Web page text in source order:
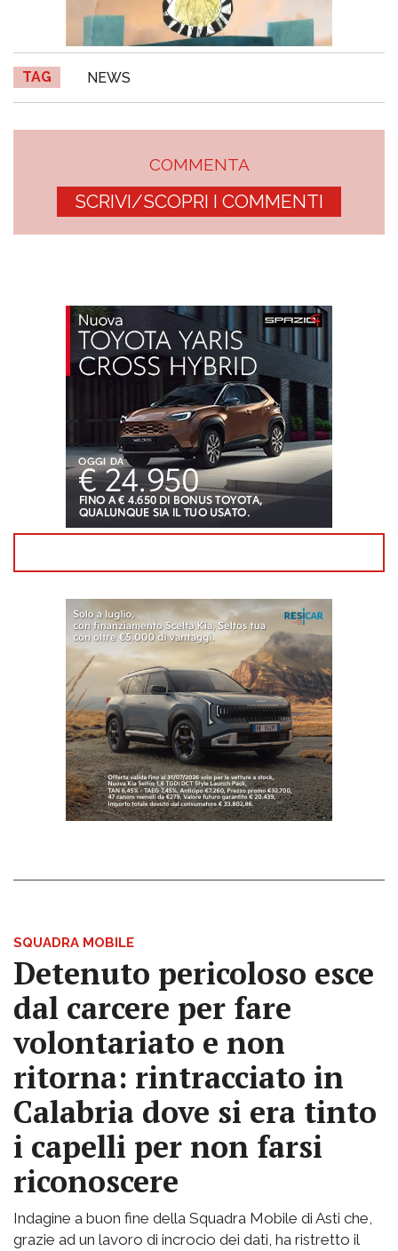
TAG NEWS
COMMENTA
SCRIVI/SCOPRI I COMMENTI
SQUADRA MOBILE
Detenuto pericoloso esce
dal carcere per fare
volontariato e non
ritorna: rintracciato in
Calabria dove si era tinto
i capelli per non farsi
riconoscere
Indagine a buon fine della Squadra Mobile di Asti che,
grazie ad un lavoro di incrocio dei dati, ha ristretto il